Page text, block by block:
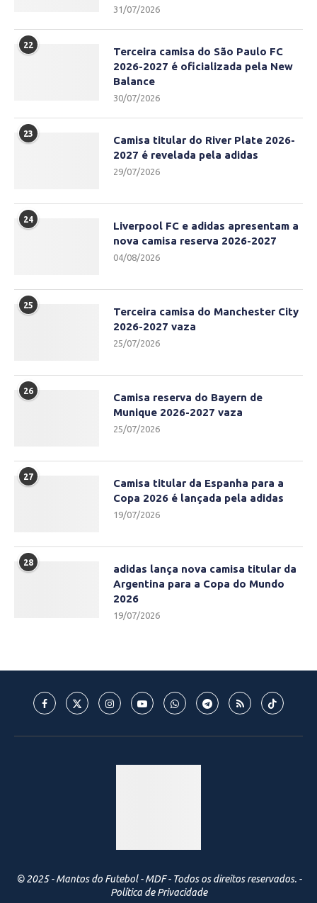
31/07/2026
22
Terceira camisa do São Paulo FC
2026-2027 é oficializada pela New
Balance
30/07/2026
23
Camisa titular do River Plate 2026-
2027 é revelada pela adidas
29/07/2026
24
Liverpool FC e adidas apresentam a
nova camisa reserva 2026-2027
04/08/2026
25
Terceira camisa do Manchester City
2026-2027 vaza
25/07/2026
26
Camisa reserva do Bayern de
Munique 2026-2027 vaza
25/07/2026
27
Camisa titular da Espanha para a
Copa 2026 é lançada pela adidas
19/07/2026
28
adidas lança nova camisa titular da
Argentina para a Copa do Mundo
2026
19/07/2026
© 2025 - Mantos do Futebol - MDF - Todos os direitos reservados. -
Política de Privacidade